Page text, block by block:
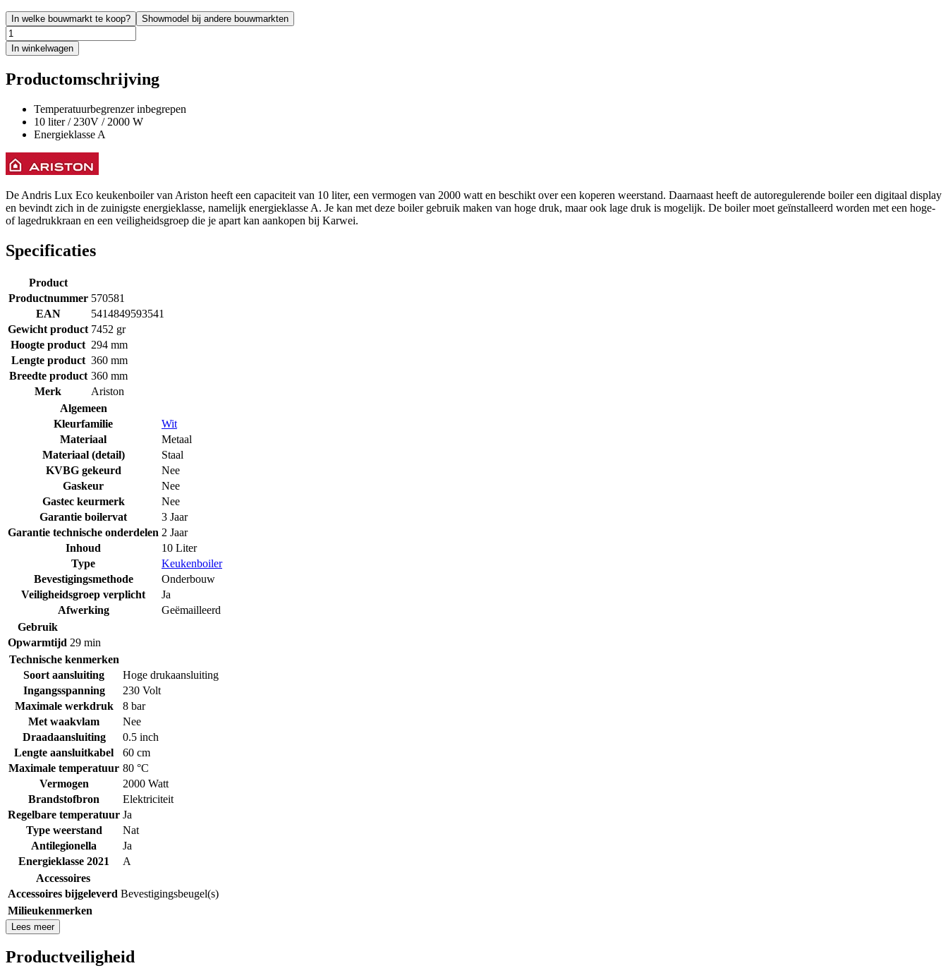
In welke bouwmarkt te koop? Showmodel bij andere bouwmarkten
In winkelwagen
Productomschrijving
Temperatuurbegrenzer inbegrepen
10 liter / 230V / 2000 W
Energieklasse A
De Andris Lux Eco keukenboiler van Ariston heeft een capaciteit van 10 liter, een vermogen van 2000 watt en beschikt over een koperen weerstand. Daarnaast heeft de autoregulerende boiler een digitaal display
en bevindt zich in de zuinigste energieklasse, namelijk energieklasse A. Je kan met deze boiler gebruik maken van hoge druk, maar ook lage druk is mogelijk. De boiler moet geïnstalleerd worden met een hoge-
of lagedrukkraan en een veiligheidsgroep die je apart kan aankopen bij Karwei.
Specificaties
Product
Productnummer 570581
EAN
5414849593541
Gewicht product 7452 gr
Hoogte product 294 mm
Lengte product 360 mm
Breedte product 360 mm
Merk
Ariston
Algemeen
Kleurfamilie
Wit
Materiaal
Metaal
Materiaal (detail)
Staal
KVBG gekeurd
Nee
Gaskeur
Nee
Gastec keurmerk
Nee
Garantie boilervat
3 Jaar
Garantie technische onderdelen 2 Jaar
Inhoud
10 Liter
Type
Keukenboiler
Bevestigingsmethode
Onderbouw
Veiligheidsgroep verplicht
Ja
Afwerking
Geëmailleerd
Gebruik
Opwarmtijd 29 min
Technische kenmerken
Soort aansluiting
Hoge drukaansluiting
Ingangsspanning
230 Volt
Maximale werkdruk
8 bar
Met waakvlam
Nee
Draadaansluiting
0.5 inch
Lengte aansluitkabel
60 cm
Maximale temperatuur 80 °C
Vermogen
2000 Watt
Brandstofbron
Elektriciteit
Regelbare temperatuur Ja
Type weerstand
Nat
Antilegionella
Ja
Energieklasse 2021
A
Accessoires
Accessoires bijgeleverd Bevestigingsbeugel(s)
Milieukenmerken
Lees meer
Productveiligheid